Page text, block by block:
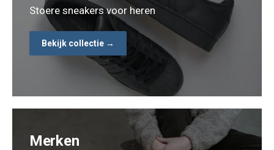
Stoere sneakers voor heren
Bekijk collectie →
Merken